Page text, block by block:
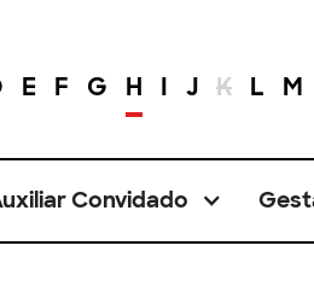
E F G H I J K L M
Convidado